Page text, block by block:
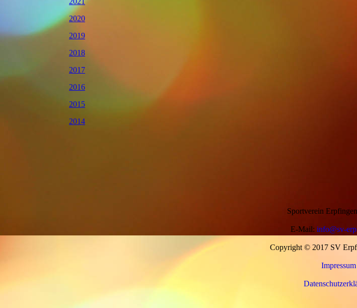
2020
2019
2018
2017
2016
2015
2014
Sportverein
E-Mail: info@sv-
Copyright © 2017 SV
Impressum